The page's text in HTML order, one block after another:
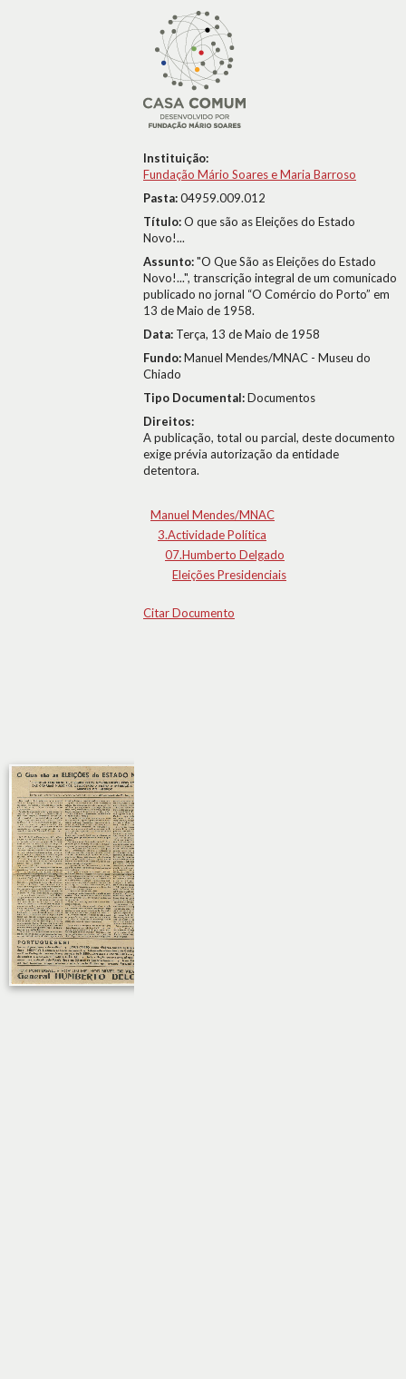
Instituição:
Fundação Mário Soares e Maria Barroso
Pasta:04959.009.012
Título:O que são as Eleições do Estado
Novo!...
Assunto:"O Que São as Eleições do Estado
Novo!...", transcrição integral de um comunicado
publicado no jornal “O Comércio do Porto” em
13 de Maio de 1958.
Data: Terça, 13 de Maio de 1958
Fundo:Manuel Mendes/MNAC - Museu do
Chiado
Tipo Documental:Documentos
Direitos:
A publicação, total ou parcial, deste documento
exige prévia autorização da entidade
detentora.
Manuel Mendes/MNAC
3.Actividade Política
07.Humberto Delgado
Eleições Presidenciais
Citar Documento